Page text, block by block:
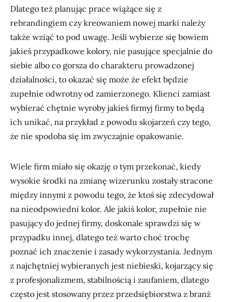
Dlatego też planując prace wiążące się z
rebrandingiem czy kreowaniem nowej marki należy
także wziąć to pod uwagę. Jeśli wybierze się bowiem
jakieś przypadkowe kolory, nie pasujące specjalnie do
siebie albo co gorsza do charakteru prowadzonej
działalności, to okazać się może że efekt będzie
zupełnie odwrotny od zamierzonego. Klienci zamiast
wybierać chętnie wyroby jakieś firmyj firmy to będą
ich unikać, na przykład z powodu skojarzeń czy tego,
że nie spodoba się im zwyczajnie opakowanie.
Wiele firm miało się okazję o tym przekonać, kiedy
wysokie środki na zmianę wizerunku zostały stracone
między innymi z powodu tego, że ktoś się zdecydował
na nieodpowiedni kolor. Ale jakiś kolor, zupełnie nie
pasujący do jednej firmy, doskonale sprawdzi się w
przypadku innej, dlatego też warto choć trochę
poznać ich znaczenie i zasady wykorzystania. Jednym
z najchętniej wybieranych jest niebieski, kojarzący się
z profesjonalizmem, stabilnością i zaufaniem, dlatego
często jest stosowany przez przedsiębiorstwa z branż